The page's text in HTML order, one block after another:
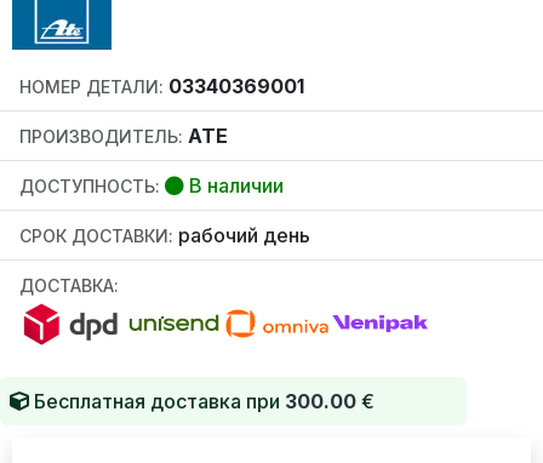
НОМЕР ДЕТАЛИ: 03340369001
ПРОИЗВОДИТЕЛЬ: ATE
ДОСТУПНОСТЬ: В наличии
СРОК ДОСТАВКИ: рабочий день
ДОСТАВКА:
Бесплатная доставка при 300.00 €